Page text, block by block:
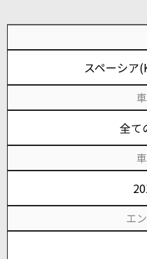
スペーシア
全て
エ